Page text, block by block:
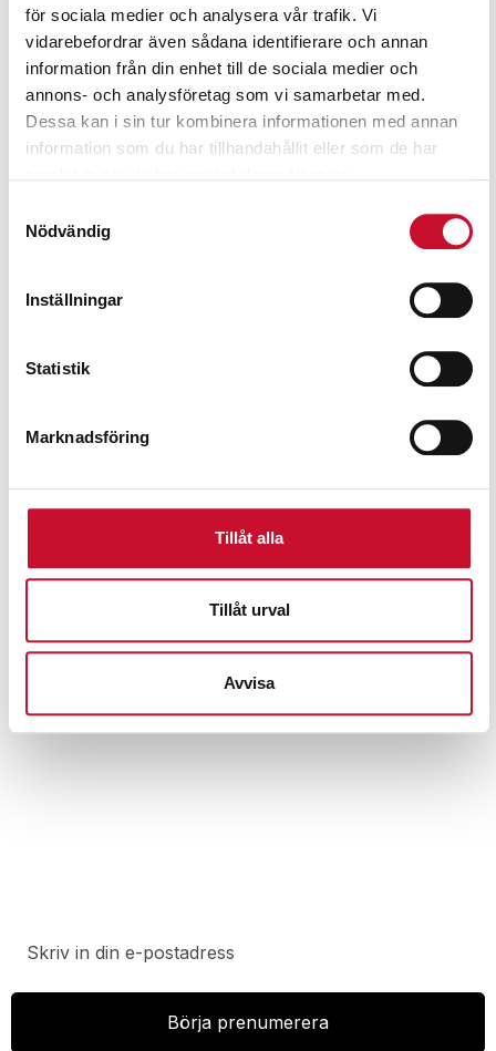
för sociala medier och analysera vår trafik. Vi
vidarebefordrar även sådana identifierare och annan
information från din enhet till de sociala medier och
annons- och analysföretag som vi samarbetar med.
Dessa kan i sin tur kombinera informationen med annan
information som du har tillhandahållit eller som de har
Nödvändig
Inställningar
Statistik
Marknadsföring
Tillåt alla
Tillåt urval
Avvisa
Relaterade produkter